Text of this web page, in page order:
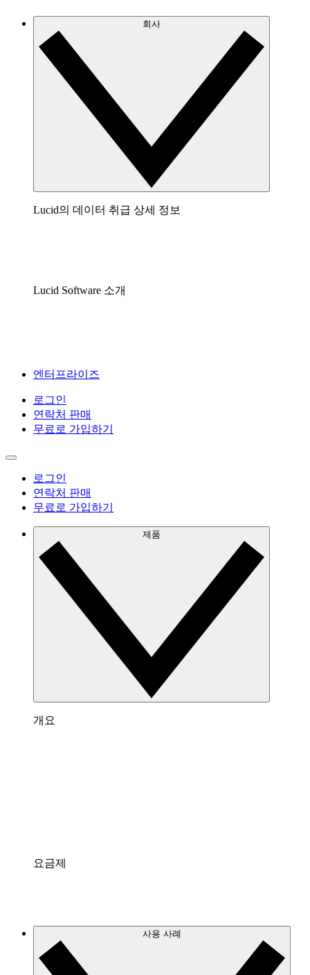
회사
Lucid의 데이터 취급 상세 정보
Lucid Software 소개
엔터프라이즈
로그인
연락처 판매
무료로 가입하기
로그인
연락처 판매
무료로 가입하기
제품
개요
요금제
사용 사례